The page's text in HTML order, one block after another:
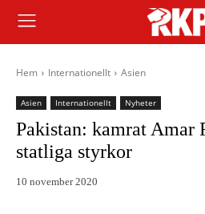
Hem Internationellt Asien
Asien Internationellt Nyheter
Pakistan: kamrat Amar
statliga styrkor
10 november 2020